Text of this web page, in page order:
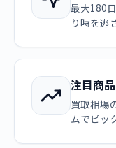
最大180
り時を逃
注目商
買取相場
ムでピッ